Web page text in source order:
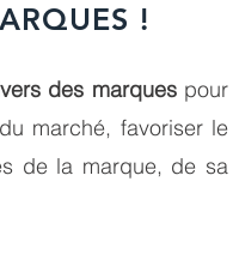
!
des marquespour
marché, favoriser le
de la marque, de sa